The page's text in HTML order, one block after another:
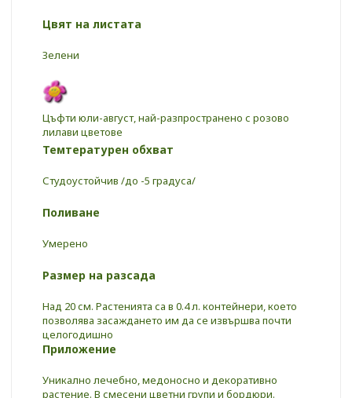
Цвят на листата
Зелени
Цъфти юли-август, най-разпространено с розово
лилави цветове
Темтературен обхват
Студоустойчив /до -5 градуса/
Поливане
Умерено
Размер на разсада
Над 20 см. Растенията са в 0.4 л. контейнери, което
позволява засаждането им да се извършва почти
целогодишно
Приложение
Уникално лечебно, медоносно и декоративно
растение. В смесени цветни групи и бордюри.